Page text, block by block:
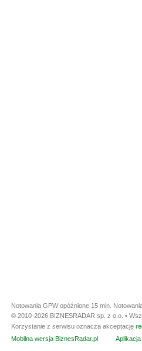
Notowania GPW opóźnione 15 min.
© 2010-2026 BIZNESRADAR sp. z o.o. •
Korzystanie z serwisu oznacza akceptację
Mobilna wersja BiznesRadar.pl